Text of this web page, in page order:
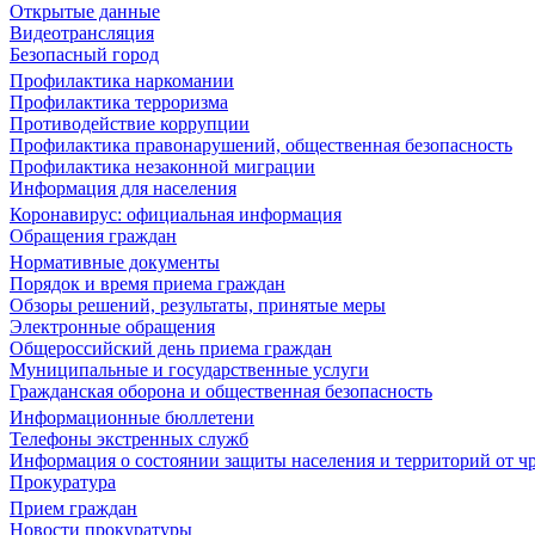
Открытые данные
Видеотрансляция
Безопасный город
Профилактика наркомании
Профилактика терроризма
Противодействие коррупции
Профилактика правонарушений, общественная безопасность
Профилактика незаконной миграции
Информация для населения
Коронавирус: официальная информация
Обращения граждан
Нормативные документы
Порядок и время приема граждан
Обзоры решений, результаты, принятые меры
Электронные обращения
Общероссийский день приема граждан
Муниципальные и государственные услуги
Гражданская оборона и общественная безопасность
Информационные бюллетени
Телефоны экстренных служб
Информация о состоянии защиты населения и территорий от
Прокуратура
Прием граждан
Новости прокуратуры